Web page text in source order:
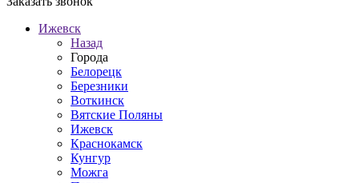
Ижевск
Назад
Города
Белорецк
Березники
Воткинск
Вятские Поляны
Ижевск
Краснокамск
Кунгур
Можга